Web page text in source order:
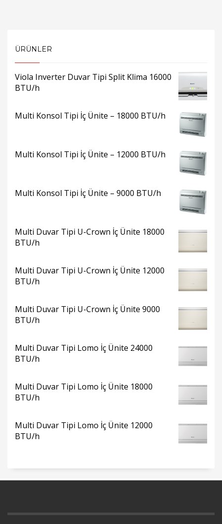
ÜRÜNLER
Viola Inverter Duvar Tipi Split Klima 16000
BTU/h
Multi Konsol Tipi İç Ünite – 18000 BTU/h
Multi Konsol Tipi İç Ünite – 12000 BTU/h
Multi Konsol Tipi İç Ünite – 9000 BTU/h
Multi Duvar Tipi U-Crown İç Ünite 18000
BTU/h
Multi Duvar Tipi U-Crown İç Ünite 12000
BTU/h
Multi Duvar Tipi U-Crown İç Ünite 9000
BTU/h
Multi Duvar Tipi Lomo İç Ünite 24000
BTU/h
Multi Duvar Tipi Lomo İç Ünite 18000
BTU/h
Multi Duvar Tipi Lomo İç Ünite 12000
BTU/h